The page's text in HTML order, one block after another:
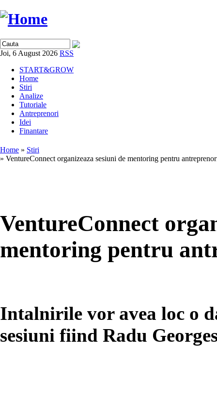
Joi, 6 August 2026 RSS
START&GROW
Home
Stiri
Analize
Tutoriale
Antreprenori
Idei
Finantare
Home » Stiri
» VentureConnect organizeaza sesiuni de mentoring pentru
VentureConnect
mentoring pentru
Intalnirile vor avea loc o
sesiuni fiind Radu